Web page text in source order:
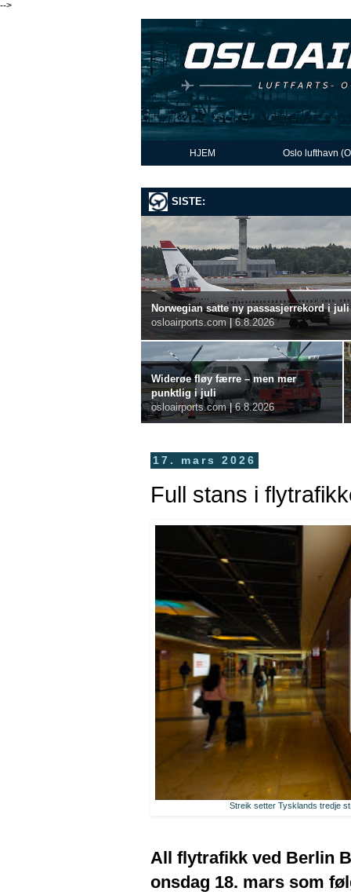
-->
HJEM Oslo lufthavn
SISTE:
Norwegian satte ny passasjerrekord i juli
osloairports.com
6.8.2026
Widerøe fløy færre – men mer
punktlig i juli
osloairports.com | 6.8.2026
17. mars 2026
Full stans i
Streik setter Tysklands tredje
All flytrafikk ved Berlin
onsdag 18. mars som